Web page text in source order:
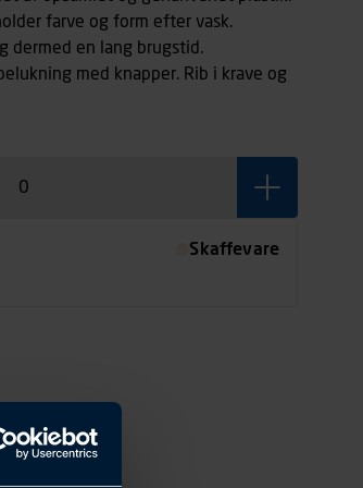
farve og form efter vask.
dermed en lang brugstid.
med knapper. Rib i krave og
Skaffevare